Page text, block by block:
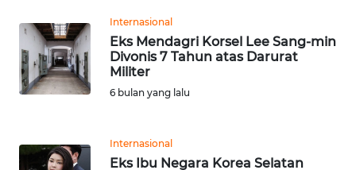
Internasional
Eks Mendagri Korsel Lee Sang-min
Divonis 7 Tahun atas Darurat
Militer
6 bulan yang lalu
Internasional
Eks Ibu Negara Korea Selatan
WN
JAMBI